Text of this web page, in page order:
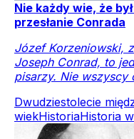
Nie każdy wie, że
przesłanie Conrada
Józef Korzeniowski,
Joseph Conrad, to
pisarzy. Nie wszyscy
Dwudziestolecie
wiekHistoriaHistoria